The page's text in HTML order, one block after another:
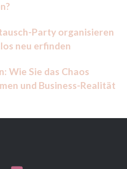
Party organisieren
neu erfinden
Wie Sie das Chaos
und Business-Realität